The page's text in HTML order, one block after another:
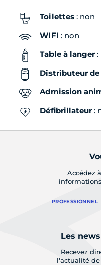
Toilettes : non
WIFI : non
Table à langer:
Distributeur
Admission
Défibrillateur:
Accédez
PROFESSIONNEL
Les
Recevez
l'actualité